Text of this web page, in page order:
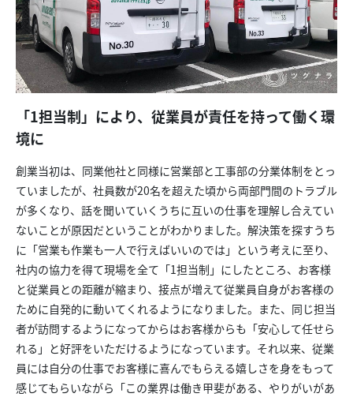
「1担当制」により、従業員が責任を持って働く環
境に
創業当初は、同業他社と同様に営業部と工事部の分業体制をとっ
ていましたが、社員数が20名を超えた頃から両部門間のトラブル
が多くなり、話を聞いていくうちに互いの仕事を理解し合えてい
ないことが原因だということがわかりました。解決策を探すうち
に「営業も作業も一人で行えばいいのでは」という考えに至り、
社内の協力を得て現場を全て「1担当制」にしたところ、お客様
と従業員との距離が縮まり、接点が増えて従業員自身がお客様の
ために自発的に動いてくれるようになりました。また、同じ担当
者が訪問するようになってからはお客様からも「安心して任せら
れる」と好評をいただけるようになっています。それ以来、従業
員には自分の仕事でお客様に喜んでもらえる嬉しさを身をもって
感じてもらいながら「この業界は働き甲斐がある、やりがいがあ